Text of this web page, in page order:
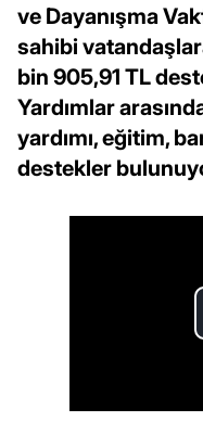
ve Dayanışma
sahibi
bin 905,91 TL
Yardımlar
yardımı, eğitim,
destekler